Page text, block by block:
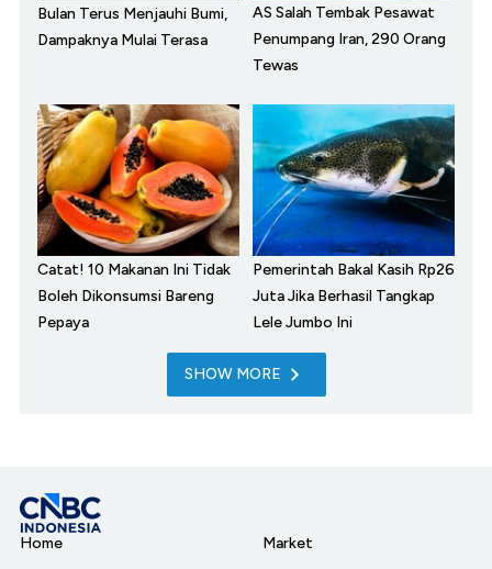
Bulan Terus Menjauhi Bumi,
Dampaknya Mulai Terasa
AS Salah Tembak Pesawat
Penumpang Iran, 290 Orang
Tewas
Catat! 10 Makanan Ini Tidak
Boleh Dikonsumsi Bareng
Pepaya
Pemerintah Bakal Kasih Rp26
Juta Jika Berhasil Tangkap
Lele Jumbo Ini
SHOW MORE
Home Market